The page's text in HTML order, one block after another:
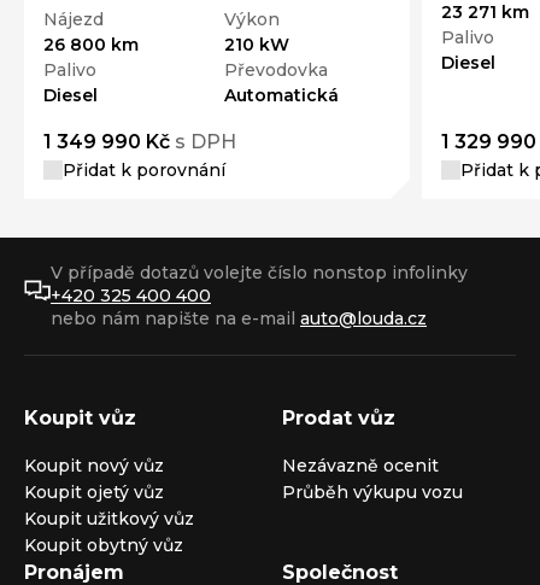
Nájezd
26 800 km
Výkon
210 kW
Palivo
Diesel
Převodovka
Automatická
1 349 990 Kč s DPH
Přidat k porovnání
23 271 km
Palivo
Diesel
1 329 990
Přidat k
V případě dotazů volejte číslo nonstop infolinky
+420 325 400 400
nebo nám napište na e-mail auto@louda.cz
Koupit vůz
Koupit nový vůz
Koupit ojetý vůz
Koupit užitkový vůz
Koupit obytný vůz
Prodat vůz
Nezávazně ocenit
Průběh výkupu vozu
Pronájem Společnost